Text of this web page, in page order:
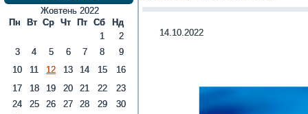
Жовтень 2022
Пн
Вт Ср Чт Пт Сб Нд
1
2
3
4 5 6 7 8
9
10
11 12 13 14 15
16
17
18 19 20 21 22
23
24
25 26 27 28 29
30
14.10.2022